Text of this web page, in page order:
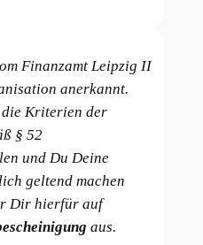
Finanzamt Leipzig II
anerkannt.
die Kriterien der
§ 52
und Du Deine
geltend machen
Dir hierfür auf
aus.